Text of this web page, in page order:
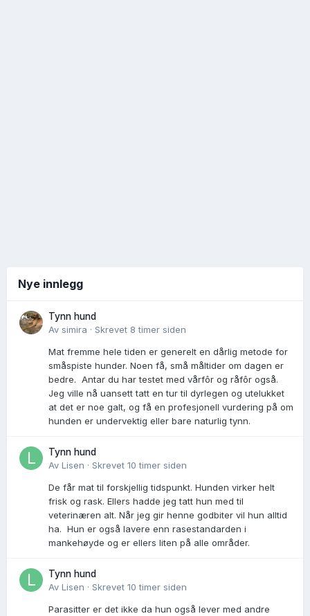
Nye innlegg
Tynn hund
Av simira · Skrevet 8 timer siden
Mat fremme hele tiden er generelt en dårlig metode for
småspiste hunder. Noen få, små måltider om dagen er
bedre. Antar du har testet med vårfôr og råfôr også.
Jeg ville nå uansett tatt en tur til dyrlegen og utelukket
at det er noe galt, og få en profesjonell vurdering på om
hunden er undervektig eller bare naturlig tynn.
Tynn hund
Av Lisen · Skrevet 10 timer siden
De får mat til forskjellig tidspunkt. Hunden virker helt
frisk og rask. Ellers hadde jeg tatt hun med til
veterinæren alt. Når jeg gir henne godbiter vil hun alltid
ha. Hun er også lavere enn rasestandarden i
mankehøyde og er ellers liten på alle områder.
Tynn hund
Av Lisen · Skrevet 10 timer siden
Parasitter er det ikke da hun også lever med andre